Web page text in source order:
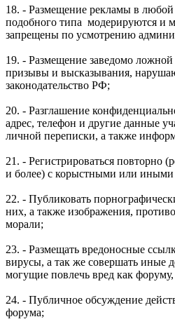
18. - Размещение рекламы в
подобного типа модерируются и
запрещены по усмотрению
19. - Размещение заведомо
призывы и высказывания,
законодательство РФ;
20. - Разглашение
адрес, телефон и другие данные
личной переписки, а также
21. - Регистрироваться повторно
и более) с корыстными или иными
22. - Публиковать
них, а также изображения,
морали;
23. - Размещать вредоносные
вирусы, а так же совершать иные
могущие повлечь вред как
24. - Публичное обсуждение
форума;